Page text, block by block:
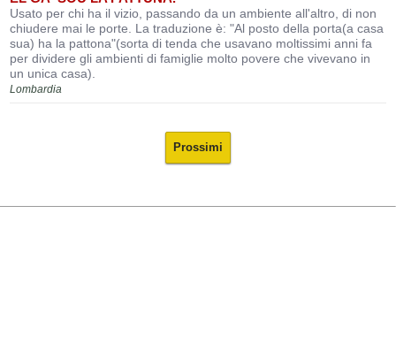
Usato per chi ha il vizio, passando da un ambiente all'altro, di non
chiudere mai le porte. La traduzione è: "Al posto della porta(a casa
sua) ha la pattona"(sorta di tenda che usavano moltissimi anni fa
per dividere gli ambienti di famiglie molto povere che vivevano in
un unica casa).
Lombardia
Prossimi